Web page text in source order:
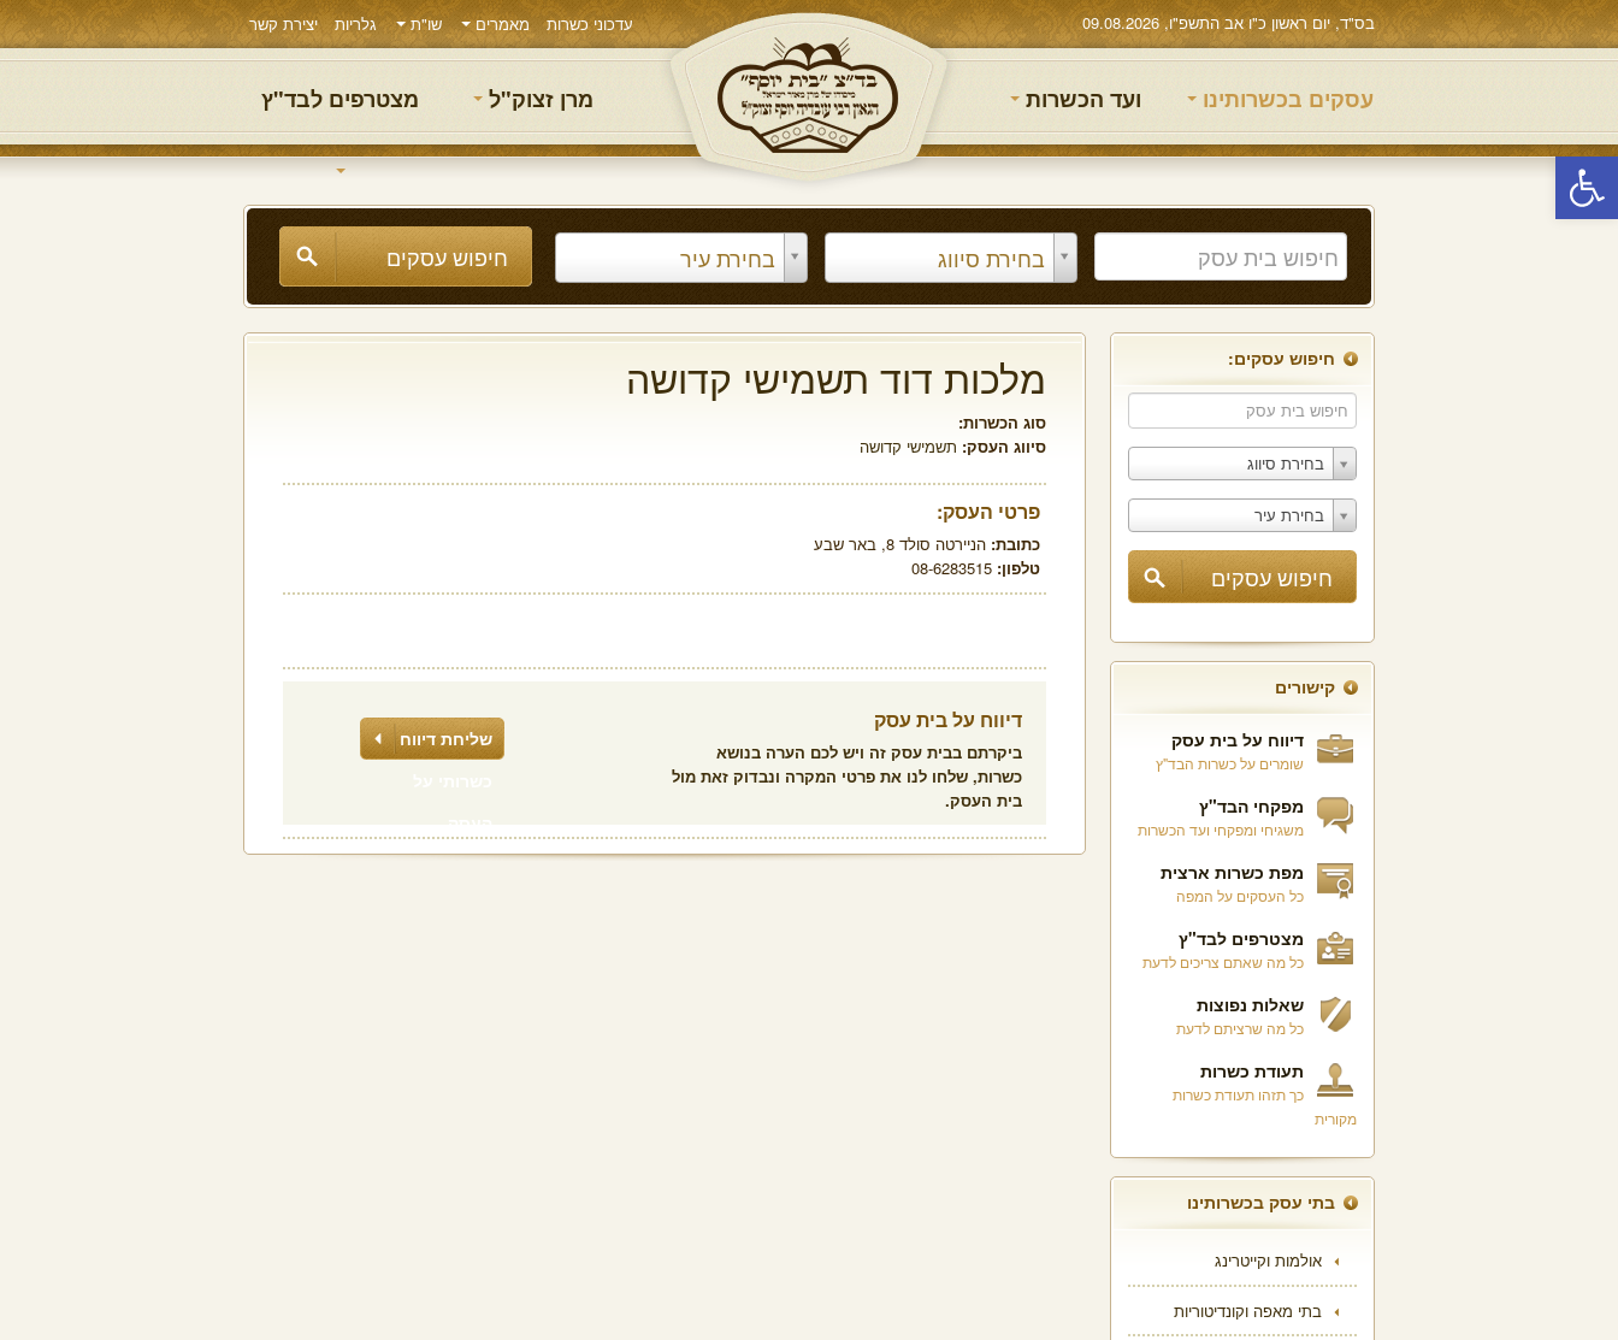
פתח סרגל נגישות
בס"ד, יום ראשון כ"ו אב התשפ"ו, 09.08.2026 עדכוני כשרות מאמרים שו"ת גלריות יצירת קשר
עסקים בכשרותינו ועד הכשרות מרן זצוק"ל מצטרפים לבד"ץ
בחירת סיווג בחירת עיר
חיפוש עסקים:
בחירת סיווג
בחירת עיר
קישורים
דיווח על בית עסק
שומרים על כשרות הבד"ץ
מפקחי הבד"ץ
משגיחי ומפקחי ועד הכשרות
מפת כשרות ארצית
כל העסקים על המפה
מצטרפים לבד"ץ
כל מה שאתם צריכים לדעת
שאלות נפוצות
כל מה שרציתם לדעת
תעודת כשרות
כך תזהו תעודת כשרות
מקורית
בתי עסק בכשרותינו
אולמות וקייטרינג
בתי מאפה וקונדיטוריות
מלכות דוד תשמישי קדושה
סוג הכשרות:
סיווג העסק: תשמישי קדושה
פרטי העסק:
כתובת: הניירטה סולד 8, באר שבע
טלפון: 08-6283515
דיווח על בית עסק
ביקרתם בבית עסק זה ויש לכם הערה בנושא
כשרות, שלחו לנו את פרטי המקרה ונבדוק זאת מול
בית העסק.
שליחת דיווח